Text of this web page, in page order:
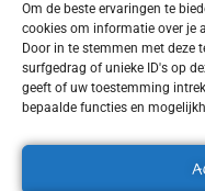
Om de beste ervaringen te
cookies om informatie over je
Door in te stemmen met deze
surfgedrag of unieke ID's op
geeft of uw toestemming
bepaalde functies en
Tel. NL:
Tel. BE: